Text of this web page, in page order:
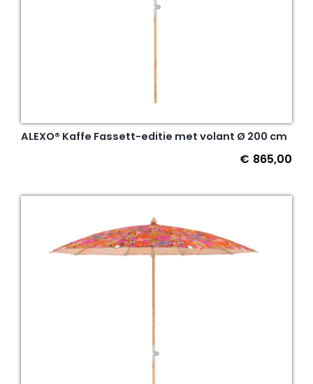
ALEXO® Kaffe Fassett-editie met volant Ø 200 cm
€ 865,00